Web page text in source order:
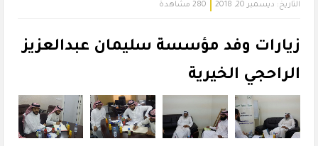
التاريخ: ديسمبر 20, 2018 280 مشاهدة
زيارات وفد مؤسسة سليمان عبدالعزيز
الراحجي الخيرية